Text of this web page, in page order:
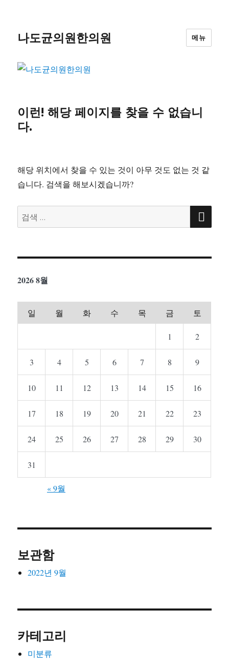
나도균의원한의원 메뉴
이런! 해당 페이지를 찾을 수 없습니
다.
해당 위치에서 찾을 수 있는 것이 아무 것도 없는 것 같
습니다. 검색을 해보시겠습니까?
검
색:
검
2026 8월
일 월 화 수 목 금 토
1 2
3 4 5 6 7 8 9
10 11 12 13 14 15 16
17 18 19 20 21 22 23
24 25 26 27 28 29 30
31
« 9월
보관함
2022년 9월
카테고리
미분류